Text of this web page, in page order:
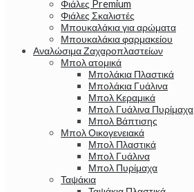
Φιάλες Premium
Φιάλες Σκαλιστές
Μπουκαλάκια για αρώματα
Μπουκαλάκια φαρμακείου
Αναλώσιμα Ζαχαροπλαστείων
Μπολ ατομικά
Μπολάκια Πλαστικά
Μπολάκια Γυάλινα
Μπολ Κεραμικά
Μπολ Γυάλινα Πυρίμαχα
Μπολ Βάπτισης
Μπολ Οικογενειακά
Μπολ Πλαστικά
Μπολ Γυάλινα
Μπολ Πυρίμαχα
Ταψάκια